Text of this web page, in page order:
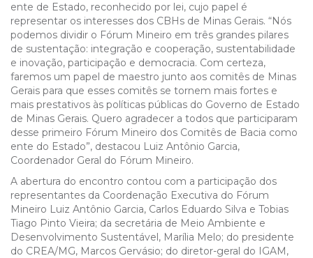
ente de Estado, reconhecido por lei, cujo papel é
representar os interesses dos CBHs de Minas Gerais. “Nós
podemos dividir o Fórum Mineiro em três grandes pilares
de sustentação: integração e cooperação, sustentabilidade
e inovação, participação e democracia. Com certeza,
faremos um papel de maestro junto aos comitês de Minas
Gerais para que esses comitês se tornem mais fortes e
mais prestativos às políticas públicas do Governo de Estado
de Minas Gerais. Quero agradecer a todos que participaram
desse primeiro Fórum Mineiro dos Comitês de Bacia como
ente do Estado”, destacou Luiz Antônio Garcia,
Coordenador Geral do Fórum Mineiro.
A abertura do encontro contou com a participação dos
representantes da Coordenação Executiva do Fórum
Mineiro Luiz Antônio Garcia, Carlos Eduardo Silva e Tobias
Tiago Pinto Vieira; da secretária de Meio Ambiente e
Desenvolvimento Sustentável, Marília Melo; do presidente
do CREA/MG, Marcos Gervásio; do diretor-geral do IGAM,